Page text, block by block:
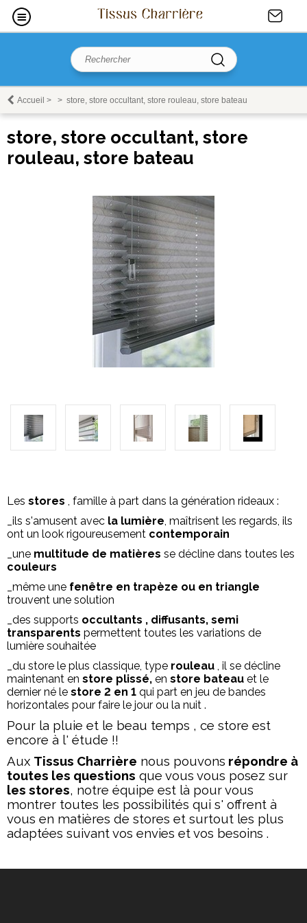
Accueil > > store, store occultant, store rouleau, store bateau
store, store occultant, store
rouleau, store bateau
Les stores , famille à part dans la génération rideaux :
_ils s'amusent avec la lumière , maîtrisent les regards, ils
ont un look rigoureusement contemporain
_une multitude de matières se décline dans toutes les
couleurs
_même une fenêtre en trapèze ou en triangle
trouvent une solution
_des supports occultants , diffusants, semi
transparents permettent toutes les variations de
lumière souhaitée
_du store le plus classique, type rouleau , il se décline
maintenant en store plissé, en store bateau et le
dernier né le store 2 en 1 qui part en jeu de bandes
horizontales pour faire le jour ou la nuit .
Pour la pluie et le beau temps , ce store est
encore à l' étude !!
Aux Tissus Charrière nous pouvons répondre à
toutes les questions que vous vous posez sur
les stores, notre équipe est là pour vous
montrer toutes les possibilités qui s' offrent à
vous en matières de stores et surtout les plus
adaptées suivant vos envies et vos besoins .